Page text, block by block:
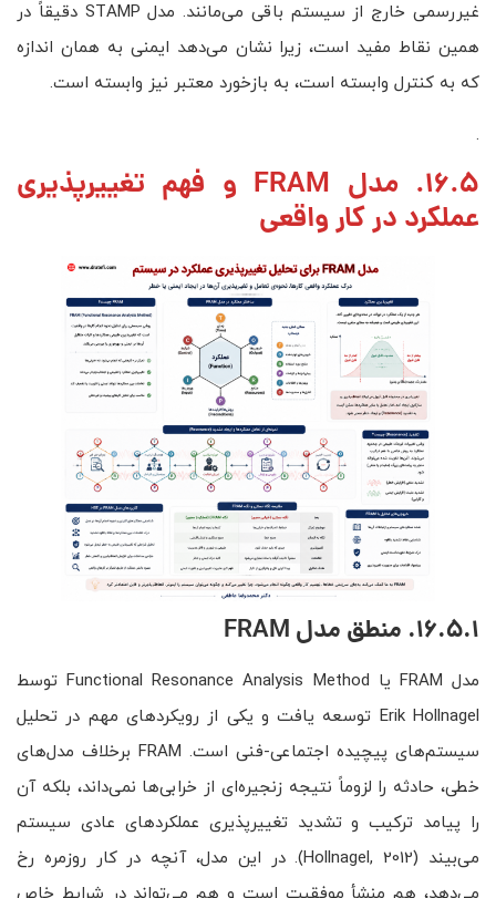
غیررسمی خارج از سیستم باقی می‌مانند. مدل STAMP دقیقاً در
همین نقاط مفید است، زیرا نشان می‌دهد ایمنی به همان اندازه
که به کنترل وابسته است، به بازخورد معتبر نیز وابسته است.
.
16.5. مدل FRAM و فهم تغییرپذیری
عملکرد در کار واقعی
16.5.1. منطق مدل FRAM
مدل FRAM یا Functional Resonance Analysis Method توسط
Erik Hollnagel توسعه یافت و یکی از رویکردهای مهم در تحلیل
سیستم‌های پیچیده اجتماعی-فنی است. FRAM برخلاف مدل‌های
خطی، حادثه را لزوماً نتیجه زنجیره‌ای از خرابی‌ها نمی‌داند، بلکه آن
را پیامد ترکیب و تشدید تغییرپذیری عملکردهای عادی سیستم
می‌بیند (Hollnagel, 2012). در این مدل، آنچه در کار روزمره رخ